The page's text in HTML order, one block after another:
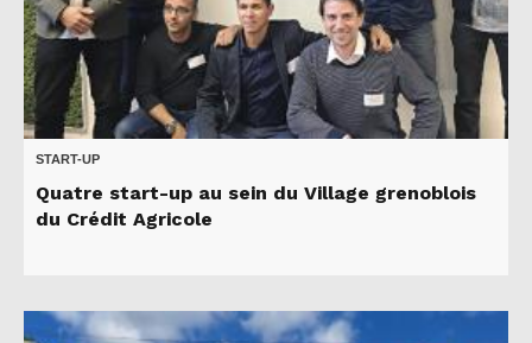
START-UP
Quatre start-up au sein du Village grenoblois
du Crédit Agricole